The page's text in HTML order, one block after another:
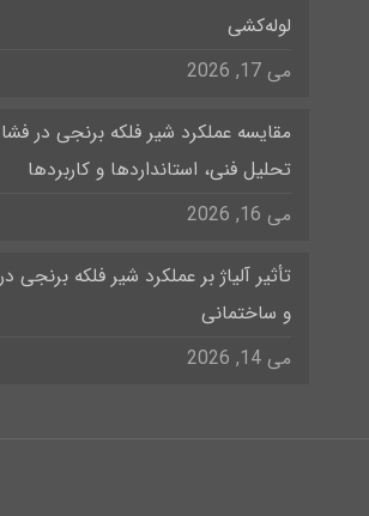
لوله‌کشی
می 17, 2026
مقایسه عملکرد شیر فلکه برنجی در
تحلیل فنی، استانداردها و کاربردها
می 16, 2026
تأثیر آلیاژ بر عملکرد شیر فلکه
و ساختمانی
می 14, 2026